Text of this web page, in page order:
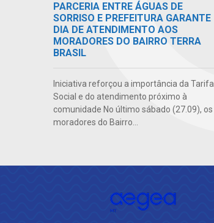
PARCERIA ENTRE ÁGUAS DE
SORRISO E PREFEITURA GARANTE
DIA DE ATENDIMENTO AOS
MORADORES DO BAIRRO TERRA
BRASIL
Iniciativa reforçou a importância da Tarifa
Social e do atendimento próximo à
comunidade No último sábado (27.09), os
moradores do Bairro...